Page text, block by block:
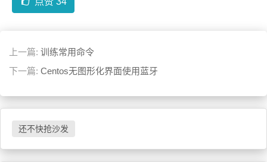
上一篇: 训练常用命令
下一篇: Centos无图形化界面使用蓝牙
还不快抢沙发